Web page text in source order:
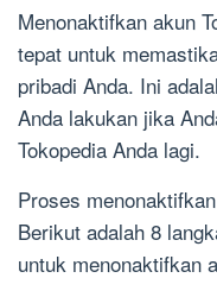
Menonaktifkan akun
tepat untuk
pribadi Anda. Ini
Anda lakukan jika
Tokopedia Anda lagi.
Proses
Berikut adalah 8
untuk menonaktifkan